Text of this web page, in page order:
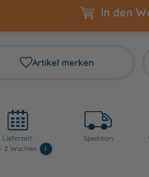
In den
Artikel merken
Lieferzeit:
2 Wochen
i
Spedition